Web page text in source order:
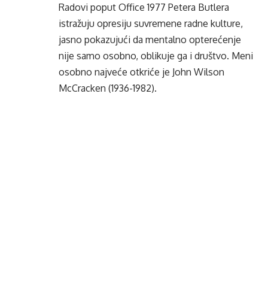
Radovi poput Office 1977 Petera Butlera
istražuju opresiju suvremene radne kulture,
jasno pokazujući da mentalno opterećenje
nije samo osobno, oblikuje ga i društvo. Meni
osobno najveće otkriće je John Wilson
McCracken (1936-1982).